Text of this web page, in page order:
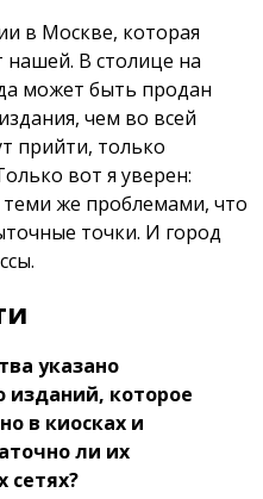
в Москве, которая
нашей. В столице на
может быть продан
чем во всей
прийти, только
вот я уверен:
теми же проблемами, что
точки. И город
указано
изданий, которое
в киосках и
ли их
сетях?